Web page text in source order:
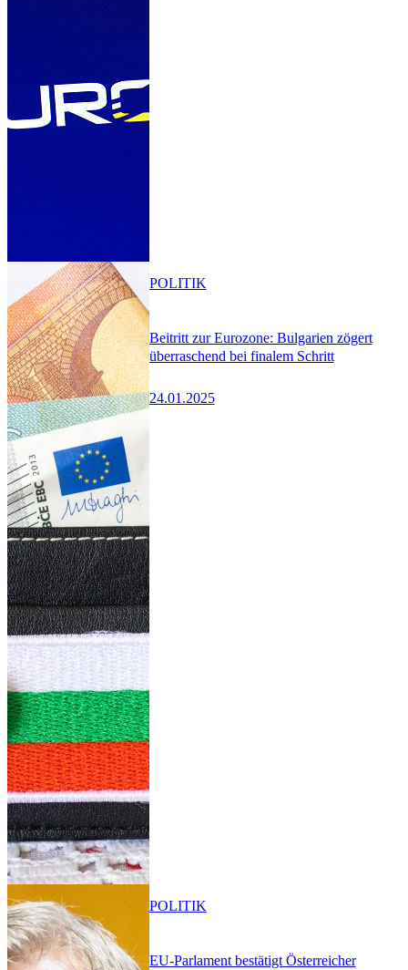
Beitritt zur Eurozone: Bulgarien zögert
überraschend bei finalem Schritt
24.01.2025
POLITIK
EU-Parlament bestätigt Österreicher
POLITIK